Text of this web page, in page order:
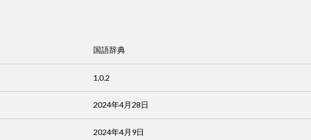
国語辞典
1.0.2
2024年4月28日
2024年4月9日